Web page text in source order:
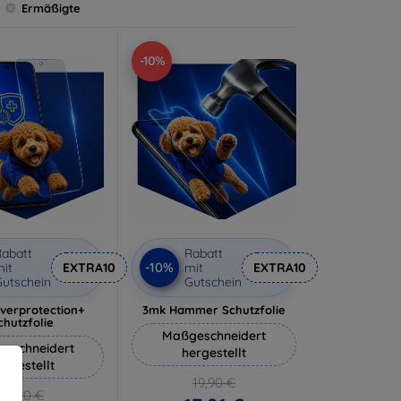
Ermäßigte
EXTRA10
18,90 €
-10%
-10%
Rabatt
mit
Gutschein
EXTRA10
3mk Hammer Schutzfolie
Maßgeschneidert
hergestellt
19,90 €